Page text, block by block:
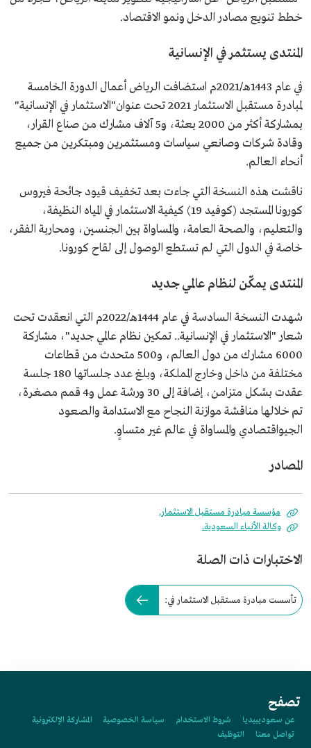
خطط تنويع مصادر الدخل ونمو الاقتصاد.
المنتدى يستثمر في الإنسانية
في عام 1443هـ/2021م استضافت الرياض أعمال الدورة الخامسة
لمبادرة مستقبل الاستثمار 2021 تحت عنوان"الاستثمار في الإنسانية"
بمشاركة أكثر من 2000 بعثة، و5 آلاف مشارك من صناع القرار،
وقادة شركات وصانعي سياسات ومستثمرين ومبتكرين من جميع
أنحاء العالم.
ناقشت هذه النسخة التي جاءت بعد تخفيف قيود جائحة فيروس
كورونا المستجد (كوفيد 19) كيفية الاستثمار في المياه النظيفة،
والتعليم، والصحة العامة، والمساواة بين الجنسين، ومحاربة الفقر،
خاصة في الدول التي لم تستطع الوصول إلى لقاح كورونا.
المنتدى يمكّن لنظام عالمي جديد
شهدت النسخة السادسة في عام 1444هـ/2022م التي انعقدت تحت
شعار "الاستثمار في الإنسانية.. تمكين نظام عالمي جديد"، مشاركة
6000 مشارك من دول العالم، و500 متحدث من قطاعات
مختلفة من داخل وخارج المملكة، وبلغ عدد جلساتها 180 جلسة
عقدت بشكل متزامن، إضافة إلى 30 ورشة عمل و4 قمم مصغرة،
تم خلالها مناقشة موازنة النجاح مع الاستدامة والصعود
الجيواقتصادي والمساواة في عالم غير متساوٍ.
المصادر
مؤسسة مبادرة مستقبل الاستثمار.
وكالة الأنباء السعودية.
الاختبارات ذات الصلة
تأسست مبادرة مستقبل الاستثمار في:
تصفح
عن سعوديبيديا شروط الاستخدام سياسة الخصوصية
المشاركة الإلكترونية
تواصل معنا
التوظيف